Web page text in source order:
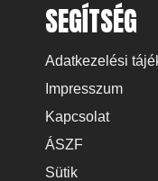
SEGÍTSÉG
Adatkezelési
Impresszum
Kapcsolat
ÁSZF
Sütik